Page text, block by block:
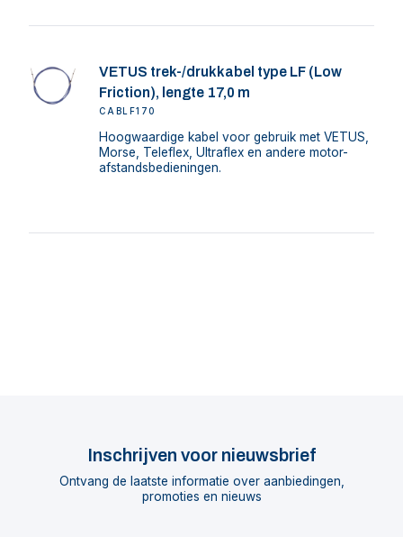
VETUS trek-/drukkabel type LF (Low
Friction), lengte 17,0 m
CABLF170
Hoogwaardige kabel voor gebruik met VETUS,
Morse, Teleflex, Ultraflex en andere motor-
afstandsbedieningen.
Inschrijven voor nieuwsbrief
Ontvang de laatste informatie over aanbiedingen,
promoties en nieuws